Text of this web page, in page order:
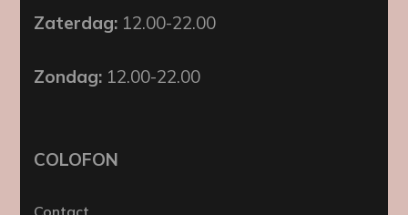
Zaterdag: 12.00-22.00
Zondag: 12.00-22.00
COLOFON
Contact